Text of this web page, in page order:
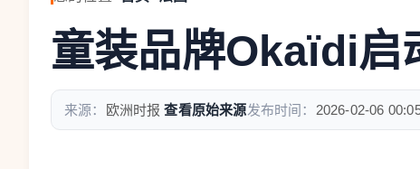
童装品牌Okaïdi启
来源： 欧洲时报 查看原始来源发布时间： 2026-02-06